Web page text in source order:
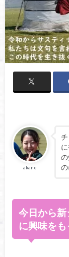
akane
今日から
に興味をも